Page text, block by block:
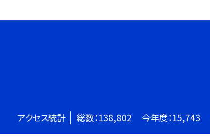
アクセス統計 総数：138,802 今年度：15,743